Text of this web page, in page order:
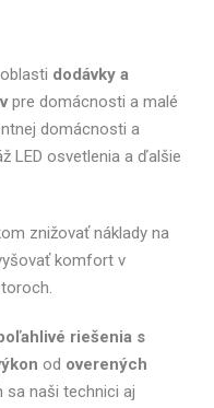
dodávky a
pre domácnosti a malé
domácnosti a
LED osvetlenia a ďalšie
znižovať náklady na
komfort v
riešenia s
od overených
sa naši technici aj